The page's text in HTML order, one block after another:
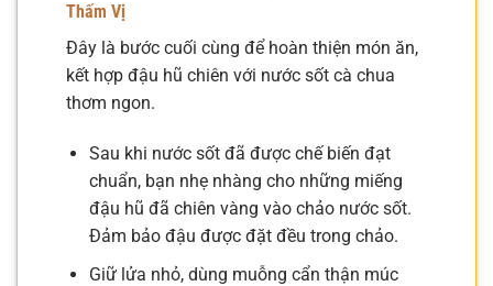
Thấm Vị
Đây là bước cuối cùng để hoàn thiện món ăn,
kết hợp đậu hũ chiên với nước sốt cà chua
thơm ngon.
Sau khi nước sốt đã được chế biến đạt
chuẩn, bạn nhẹ nhàng cho những miếng
đậu hũ đã chiên vàng vào chảo nước sốt.
Đảm bảo đậu được đặt đều trong chảo.
Giữ lửa nhỏ, dùng muỗng cẩn thận múc